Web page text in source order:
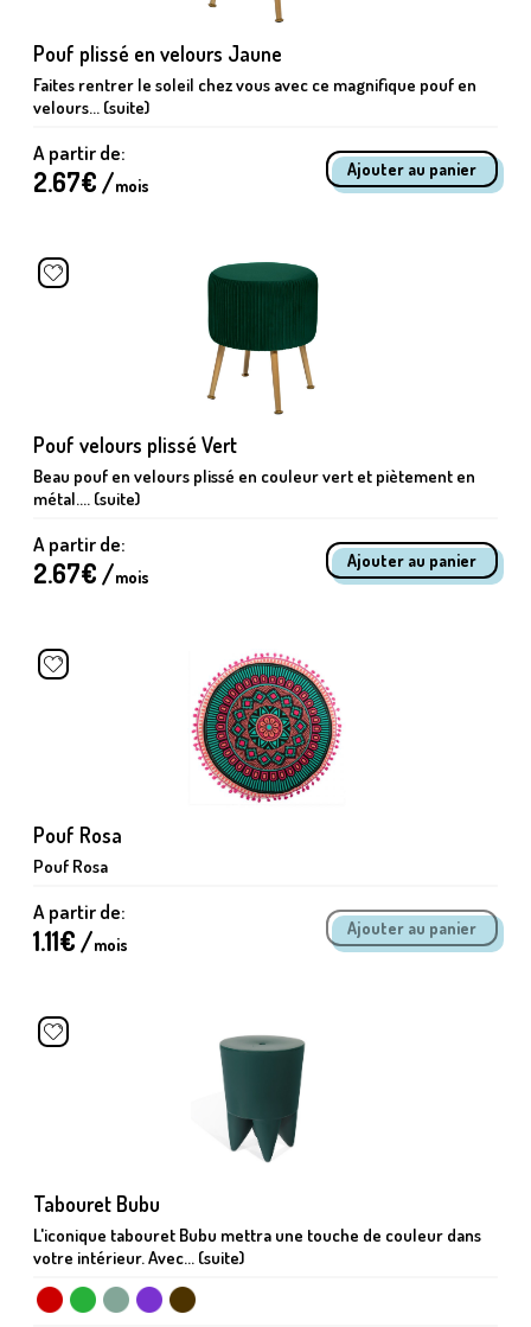
Pouf plissé en velours Jaune
Faites rentrer le soleil chez vous avec ce magnifique pouf en
velours... (suite)
A partir de:
2.67€ /mois
Pouf velours plissé Vert
Beau pouf en velours plissé en couleur vert et piètement en
métal.... (suite)
A partir de:
2.67€ /mois
Pouf Rosa
Pouf Rosa
A partir de:
1.11€ /mois
Tabouret Bubu
L'iconique tabouret Bubu mettra une touche de couleur dans
votre intérieur. Avec... (suite)